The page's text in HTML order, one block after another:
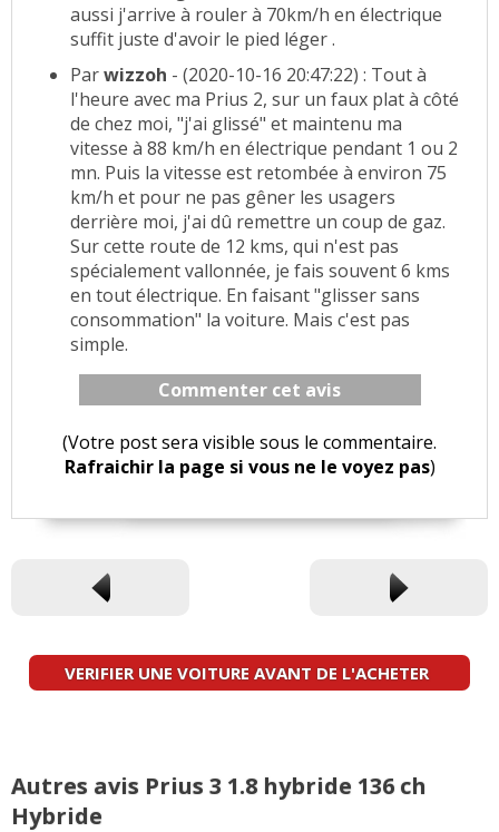
aussi j'arrive à rouler à 70km/h en électrique
suffit juste d'avoir le pied léger .
Parwizzoh - (2020-10-16 20:47:22) : Tout à
l'heure avec ma Prius 2, sur un faux plat à côté
de chez moi, "j'ai glissé" et maintenu ma
vitesse à 88 km/h en électrique pendant 1 ou 2
mn. Puis la vitesse est retombée à environ 75
km/h et pour ne pas gêner les usagers
derrière moi, j'ai dû remettre un coup de gaz.
Sur cette route de 12 kms, qui n'est pas
spécialement vallonnée, je fais souvent 6 kms
en tout électrique. En faisant "glisser sans
consommation" la voiture. Mais c'est pas
simple.
Commenter cet avis
(Votre post sera visible sous le commentaire.
Rafraichir la page si vous ne le voyez pas)
VERIFIER UNE VOITURE AVANT DE L'ACHETER
Autres avis Prius 3 1.8 hybride 136 ch
Hybride